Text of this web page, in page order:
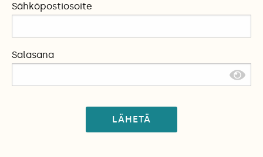
Sähköpostiosoite
Salasana
LÄHETÄ